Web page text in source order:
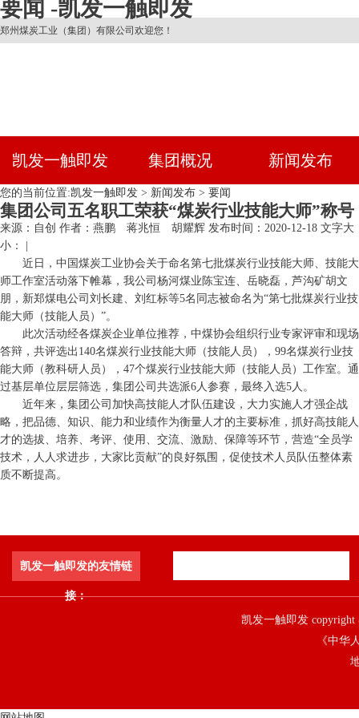
要闻 -凯发一触即发
郑州煤炭工业（集团）有限公司欢迎您！
凯发一触即发 集团概况 新闻发布
您的当前位置:凯发一触即发 > 新闻发布 > 要闻
集团公司五名职工荣获“煤炭行业技能大师”称号
来源：自创 作者：燕鹏 蒋兆恒 胡耀辉 发布时间：2020-12-18 文字大
小： |
近日，中国煤炭工业协会关于命名第七批煤炭行业技能大师、技能大
师工作室活动落下帷幕，我公司杨河煤业陈宝连、岳晓磊，芦沟矿胡文
朋，新郑煤电公司刘长建、刘红标等5名同志被命名为“第七批煤炭行业技
能大师（技能人员）”。
此次活动经各煤炭企业单位推荐，中煤协会组织行业专家评审和现场
答辩，共评选出140名煤炭行业技能大师（技能人员），99名煤炭行业技
能大师（教科研人员），47个煤炭行业技能大师（技能人员）工作室。通
过基层单位层层筛选，集团公司共选派6人参赛，最终入选5人。
近年来，集团公司加快高技能人才队伍建设，大力实施人才强企战
略，把品德、知识、能力和业绩作为衡量人才的主要标准，抓好高技能人
才的选拔、培养、考评、使用、交流、激励、保障等环节，营造“全员学
技术，人人求进步，大家比贡献”的良好氛围，促使技术人员队伍整体素
质不断提高。
凯发一触即发的友情链
接：
凯发一触即发
《中华